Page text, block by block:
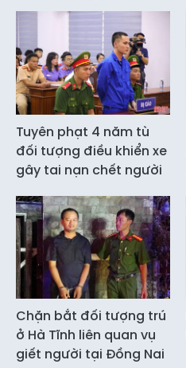
Tuyên phạt 4 năm tù
đối tượng điều khiển xe
gây tai nạn chết người
Chặn bắt đối tượng trú
ở Hà Tĩnh liên quan vụ
giết người tại Đồng Nai